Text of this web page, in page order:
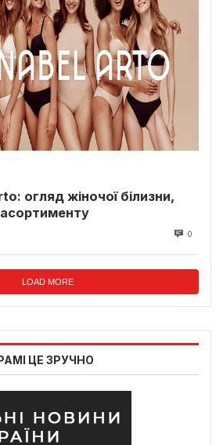
огляд жіночої білизни,
асортименту
0
LOAD MORE
ЦЕ ЗРУЧНО